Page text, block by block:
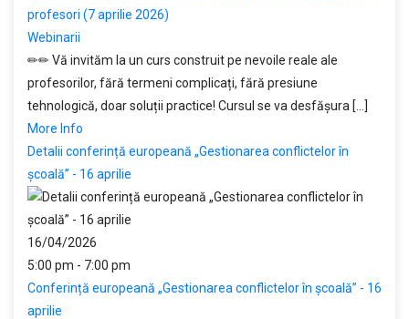
profesori (7 aprilie 2026)
Webinarii
✏✏ Vă invităm la un curs construit pe nevoile reale ale
profesorilor, fără termeni complicați, fără presiune
tehnologică, doar soluții practice! Cursul se va desfășura [...]
More Info
Detalii conferință europeană „Gestionarea conflictelor în
școală” - 16 aprilie
16/04/2026
5:00 pm - 7:00 pm
Conferință europeană „Gestionarea conflictelor în școală” - 16
aprilie